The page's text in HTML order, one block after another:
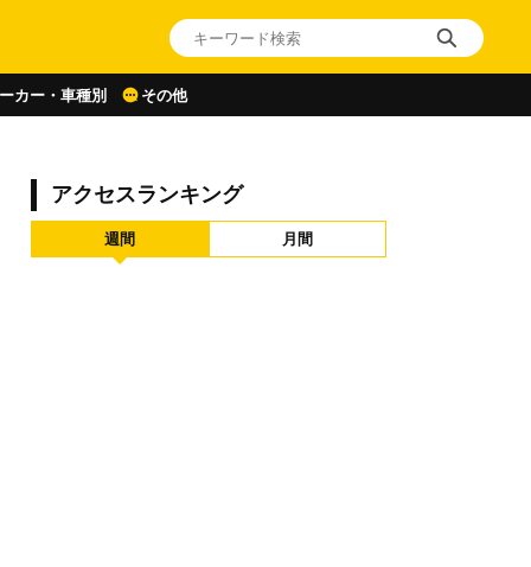
カー・車種別 その他
アクセスランキング
週間 月間